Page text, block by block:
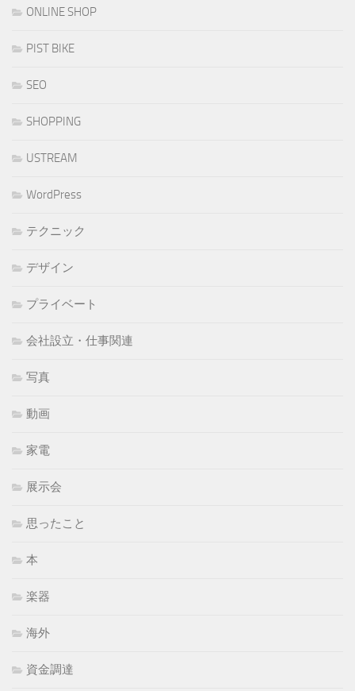
ONLINE SHOP
PIST BIKE
SEO
SHOPPING
USTREAM
WordPress
テクニック
デザイン
プライベート
会社設立・仕事関連
写真
動画
家電
展示会
思ったこと
本
楽器
海外
資金調達